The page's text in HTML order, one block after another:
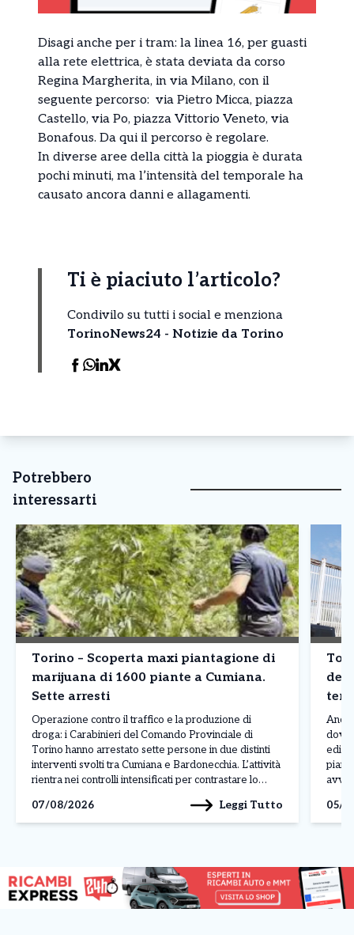
Disagi anche per i tram: la linea 16, per guasti
alla rete elettrica, è stata deviata da corso
Regina Margherita, in via Milano, con il
seguente percorso: via Pietro Micca, piazza
Castello, via Po, piazza Vittorio Veneto, via
Bonafous. Da qui il percorso è regolare.
In diverse aree della città la pioggia è durata
pochi minuti, ma l’intensità del temporale ha
causato ancora danni e allagamenti.
Ti è piaciuto l’articolo?
Condivilo su tutti i social e menziona
TorinoNews24 - Notizie da Torino
Potrebbero
interessarti
Torino – Scoperta maxi piantagione di
marijuana di 1600 piante a Cumiana.
Sette arresti
Operazione contro il traffico e la produzione di
droga: i Carabinieri del Comando Provinciale di
Torino hanno arrestato sette persone in due distinti
interventi svolti tra Cumiana e Bardonecchia. L’attività
rientra nei controlli intensificati per contrastare lo
territorio. L’operazione più rilevante è stata condotta
a Cumiana, dove […]
07/08/2026 Leggi Tutto
dove
05/